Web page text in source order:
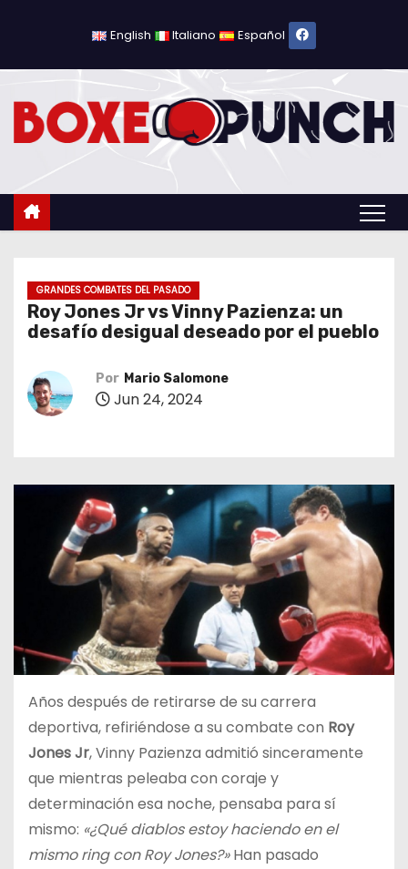
l
English Italiano Español
GRANDES COMBATES DEL PASADO
Roy Jones Jr vs Vinny Pazienza: un
desafío desigual deseado por el pueblo
Por Mario Salomone
Jun 24, 2024
Años después de retirarse de su carrera
deportiva, refiriéndose a su combate con Roy
Jones Jr, Vinny Pazienza admitió sinceramente
que mientras peleaba con coraje y
determinación esa noche, pensaba para sí
mismo: «¿Qué diablos estoy haciendo en el
mismo ring con Roy Jones?»Han pasado